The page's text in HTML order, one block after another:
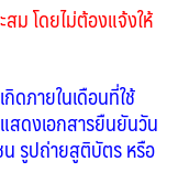
ม โดยไม่ต้องแจ้งให้
ดภายในเดือนที่ใช้
สดงเอกสารยืนยันวัน
น รูปถ่ายสูติบัตร หรือ